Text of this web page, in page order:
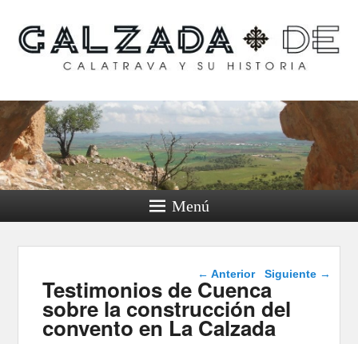
Calzada de Calatrava y
su historia
Menú
Navegación de
entradas
← Anterior Siguiente →
Testimonios de Cuenca
sobre la construcción del
convento en La Calzada